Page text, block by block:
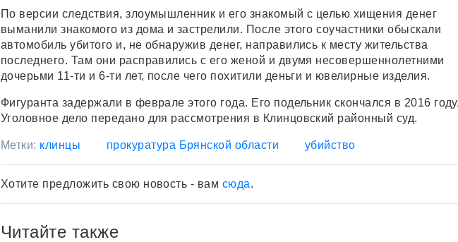
По версии следствия, злоумышленник и его знакомый с целью хищения денег
выманили знакомого из дома и застрелили. После этого соучастники обыскали
автомобиль убитого и, не обнаружив денег, направились к месту жительства
последнего. Там они расправились с его женой и двумя несовершеннолетними
дочерьми 11-ти и 6-ти лет, после чего похитили деньги и ювелирные изделия.
Фигуранта задержали в феврале этого года. Его подельник скончался в 2016 году.
Уголовное дело передано для рассмотрения в Клинцовский районный суд.
Метки: клинцы прокуратура Брянской области убийство
Хотите предложить свою новость - вам сюда.
Читайте также